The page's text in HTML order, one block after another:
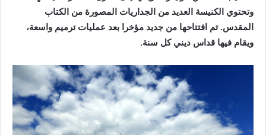
وتحتوي الكنيسة العديد من الجداريات المصورة من الكتاب
المقدس. تم افتتاحها من جديد مؤخرا بعد عمليات ترميم واسعة،
ويقام فيها قداس ديني كل سنة.